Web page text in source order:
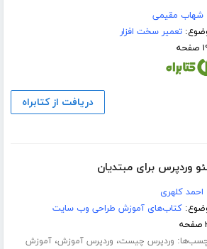
شهاب مقیمی
تعمیر سخت افزار
دریافت از کتابراه
وردپرس برای مبتدیان
احمد کلهری
کتاب‌های آموزش طراحی وب سایت
وردپرس چیست، وردپرس آموزش،آموزش